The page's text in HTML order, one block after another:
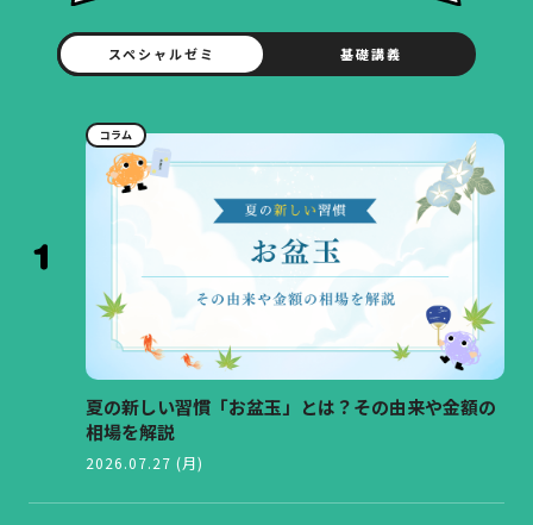
スペシャルゼミ 基礎講義
コラム
夏の新しい習慣「お盆玉」とは？その由来や金額の
相場を解説
2026.07.27 (月)